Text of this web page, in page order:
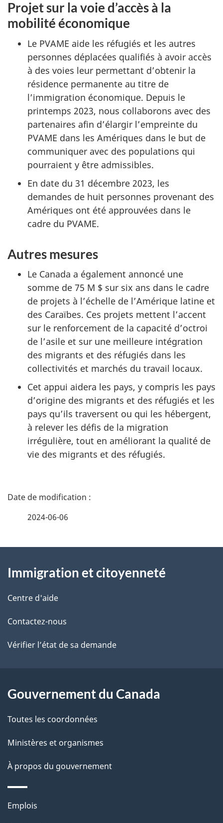
Projet sur la voie d’accès à la
mobilité économique
Le PVAME aide les réfugiés et les autres
personnes déplacées qualifiés à avoir accès
à des voies leur permettant d’obtenir la
résidence permanente au titre de
l’immigration économique. Depuis le
printemps 2023, nous collaborons avec des
partenaires afin d’élargir l’empreinte du
PVAME dans les Amériques dans le but de
communiquer avec des populations qui
pourraient y être admissibles.
En date du 31 décembre 2023, les
demandes de huit personnes provenant des
Amériques ont été approuvées dans le
cadre du PVAME.
Autres mesures
Le Canada a également annoncé une
somme de 75 M $ sur six ans dans le cadre
de projets à l’échelle de l’Amérique latine et
des Caraïbes. Ces projets mettent l’accent
sur le renforcement de la capacité d’octroi
de l’asile et sur une meilleure intégration
des migrants et des réfugiés dans les
collectivités et marchés du travail locaux.
Cet appui aidera les pays, y compris les pays
d’origine des migrants et des réfugiés et les
pays qu’ils traversent ou qui les hébergent,
à relever les défis de la migration
irrégulière, tout en améliorant la qualité de
vie des migrants et des réfugiés.
D
i
l
s
d
l
p
a
g
e
2024-06-06
propos
de
ce
site
Immigration et citoyenneté
Centre d'aide
Contactez-nous
Vérifier l’état de sa demande
Gouvernement du Canada
Toutes les coordonnées
Ministères et organismes
À propos du gouvernement
Thèmes
Emplois